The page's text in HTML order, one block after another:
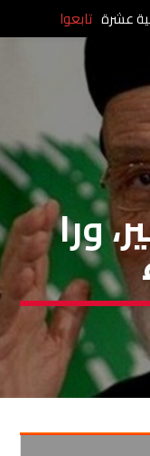
ورا
عشرة تابعوا